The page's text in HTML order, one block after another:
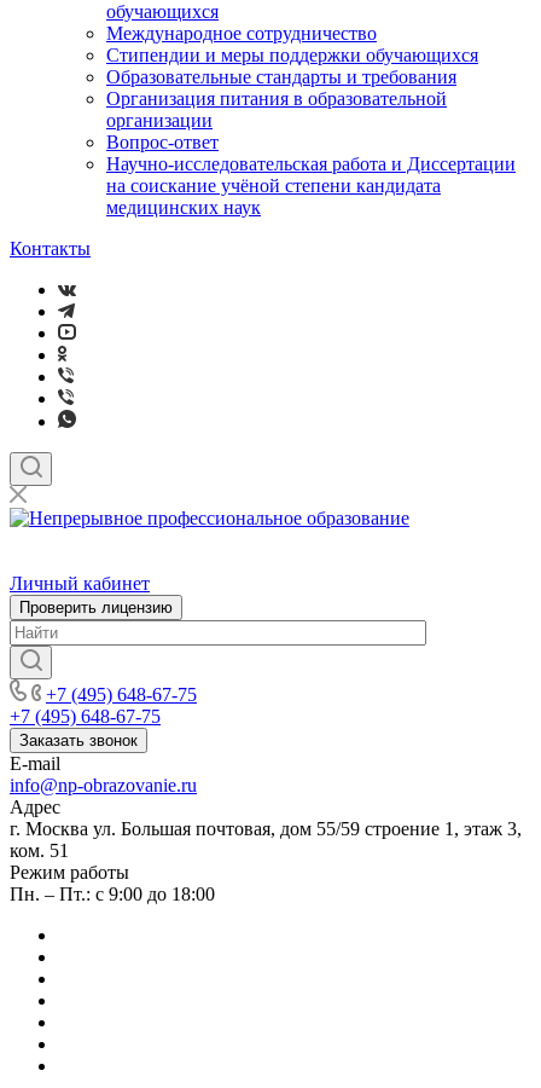
обучающихся
Международное сотрудничество
Стипендии и меры поддержки обучающихся
Образовательные стандарты и требования
Организация питания в образовательной
организации
Вопрос-ответ
Научно-исследовательская работа и Диссертации
на соискание учёной степени кандидата
медицинских наук
Контакты
Личный кабинет
Проверить лицензию
+7 (495) 648-67-75
+7 (495) 648-67-75
Заказать звонок
E-mail
info@np-obrazovanie.ru
Адрес
г. Москва ул. Большая почтовая, дом 55/59 строение 1, этаж 3,
ком. 51
Режим работы
Пн. – Пт.: с 9:00 до 18:00